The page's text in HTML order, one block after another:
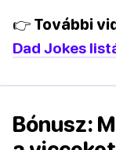
👉 További
Dad Jokes
Bónusz: